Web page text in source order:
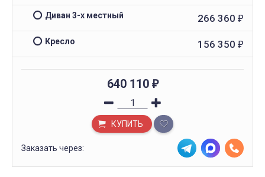
Диван 3-х местный 266 360 ₽
Кресло 156 350 ₽
640 110 ₽
КУПИТЬ
Заказать через: